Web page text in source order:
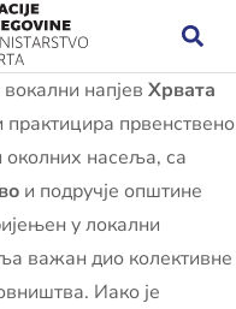
напјев Хрвата
практицира првенствено
околних насеља, са
и подручје општине
у локални
важан дио колективне
Иако је